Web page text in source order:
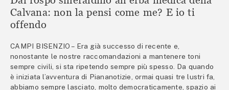
Calvana: non la pensi come me? E io ti
offendo
CAMPI BISENZIO – Era già successo di recente e,
nonostante le nostre raccomandazioni a mantenere toni
sempre civili, si sta ripetendo sempre più spesso. Da quando
è iniziata l’avventura di Piananotizie, ormai quasi tre lustri fa,
abbiamo sempre lasciato, molto democraticamente, spazio ai